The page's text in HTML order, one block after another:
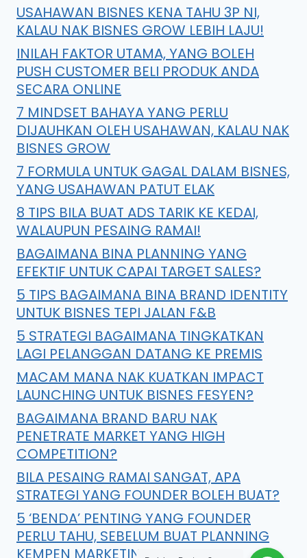
USAHAWAN BISNES KENA TAHU 3P NI,
KALAU NAK BISNES GROW LEBIH LAJU!
INILAH FAKTOR UTAMA, YANG BOLEH
PUSH CUSTOMER BELI PRODUK ANDA
SECARA ONLINE
7 MINDSET BAHAYA YANG PERLU
DIJAUHKAN OLEH USAHAWAN, KALAU NAK
BISNES GROW
7 FORMULA UNTUK GAGAL DALAM BISNES,
YANG USAHAWAN PATUT ELAK
8 TIPS BILA BUAT ADS TARIK KE KEDAI,
WALAUPUN PESAING RAMAI!
BAGAIMANA BINA PLANNING YANG
EFEKTIF UNTUK CAPAI TARGET SALES?
5 TIPS BAGAIMANA BINA BRAND IDENTITY
UNTUK BISNES TEPI JALAN F&B
5 STRATEGI BAGAIMANA TINGKATKAN
LAGI PELANGGAN DATANG KE PREMIS
MACAM MANA NAK KUATKAN IMPACT
LAUNCHING UNTUK BISNES FESYEN?
BAGAIMANA BRAND BARU NAK
PENETRATE MARKET YANG HIGH
COMPETITION?
BILA PESAING RAMAI SANGAT, APA
STRATEGI YANG FOUNDER BOLEH BUAT?
5 ‘BENDA’ PENTING YANG FOUNDER
PERLU TAHU, SEBELUM BUAT PLANNING
KEMPEN MARKETING